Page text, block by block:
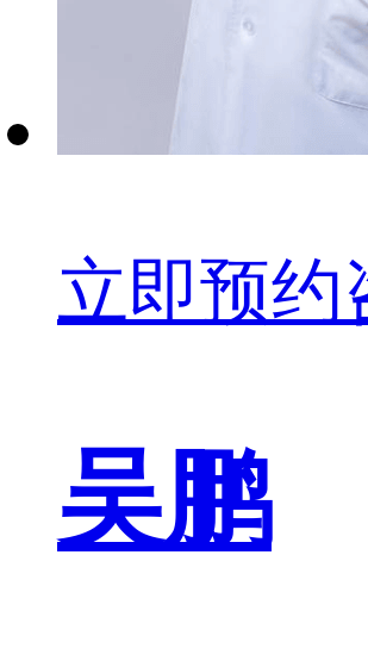
立即预约
吴鹏